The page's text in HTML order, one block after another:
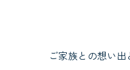
ご家族との想い